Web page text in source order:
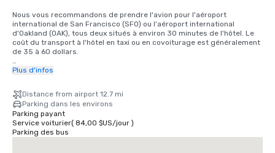
Nous vous recommandons de prendre l'avion pour l'aéroport
international de San Francisco (SFO) ou l'aéroport international
d'Oakland (OAK), tous deux situés à environ 30 minutes de l'hôtel. Le
coût du transport à l'hôtel en taxi ou en covoiturage est généralement
de 35 à 60 dollars.
Pour les clients qui souhaitent prendre le train, le train Bay Area Rapid
vous suffit de monter à bord de n'importe quel train à destination de
San Francisco à la gare BART située dans le terminal international.
Descendez du train à la gare de Montgomery Street. Le Palace Hotel
est situé à l'angle de Market Street et de New Montgomery Street,
juste en face de la gare. Le coût total est de 8,65$. Le temps de trajet
est d'environ 45 minutes.
Plus d'infos
Distance from airport 12.7 mi
Parking dans les environs
Parking payant
Service voiturier( 84,00 $US/jour)
Parking des bus